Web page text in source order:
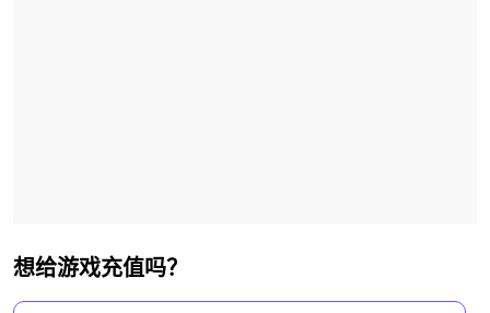
想给游戏充值吗？